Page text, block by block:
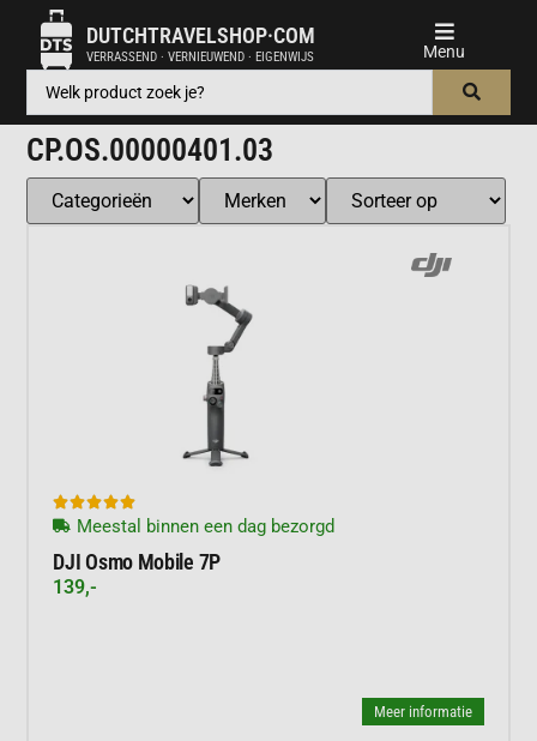
DUTCHTRAVELSHOP·COM
VERRASSEND · VERNIEUWEND · EIGENWIJS
CP.OS.00000401.03

Meestal binnen een dag bezorgd
DJI Osmo Mobile 7P
139,-
Meer informatie